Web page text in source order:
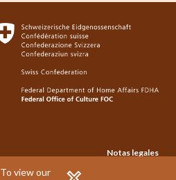
To view our
Notas legales